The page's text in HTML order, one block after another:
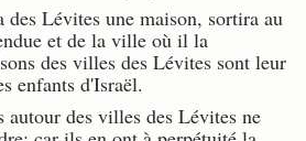
des Lévites une maison, sortira au
et de la ville où il la
des villes des Lévites sont leur
enfants d'Israël.
autour des villes des Lévites ne